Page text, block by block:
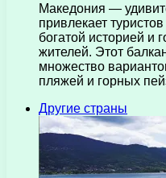
Македония —
привлекает
богатой историей и
жителей. Этот
множество
пляжей и горных
Другие страны